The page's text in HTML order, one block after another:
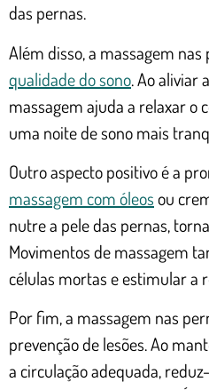
das pernas.
Além disso, a massagem
qualidade do sono. Ao aliviar
massagem ajuda a relaxar o
uma noite de sono mais
Outro aspecto positivo é a
massagem com óleosou
nutre a pele das pernas,
Movimentos de massagem
células mortas e estimular a
Por fim, a massagem nas
prevenção de lesões. Ao
a circulação adequada,